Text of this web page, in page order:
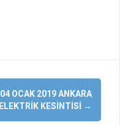
04 OCAK 2019 ANKARA
ELEKTRIK KESINTISI →